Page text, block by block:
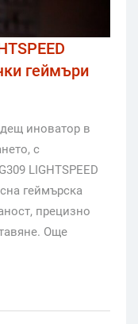
геймъри
иноватор в
с
LIGHTSPEED
геймърска
прецизно
Още